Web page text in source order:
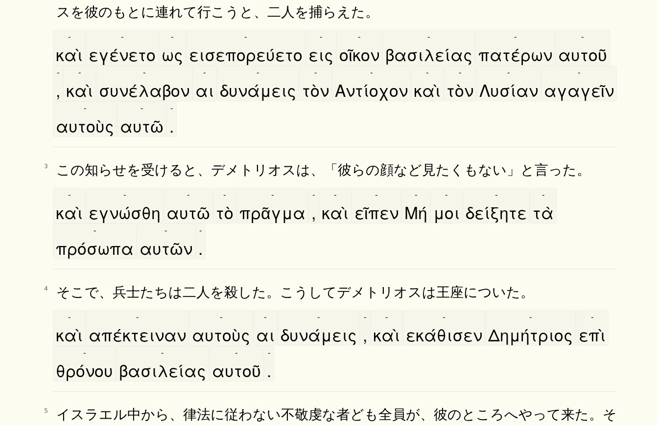
スを彼のもとに連れて行こうと、二人を捕らえた。
καὶ
-
εγένετο
-
ως
-
εισεπορεύετο
-
εις
-
οῖκον
-
βασιλείας
-
πατέρων
-
αυτοῦ
-
,
-
καὶ
-
συνέλαβον
-
αι
-
δυνάμεις
-
τὸν
-
Αντίοχον
-
καὶ
-
τὸν
-
Λυσίαν
-
αγαγεῖν
-
αυτοὺς
-
αυτῶ
-
.
-
3 この知らせを受けると、デメトリオスは、「彼らの顔など見たくもない」と言った。
καὶ
-
εγνώσθη
-
αυτῶ
-
τὸ
-
πρᾶγμα
-
,
-
καὶ
-
εῖπεν
-
Μή
-
μοι
-
δείξητε
-
τὰ
-
πρόσωπα
-
αυτῶν
-
.
-
4 そこで、兵士たちは二人を殺した。こうしてデメトリオスは王座についた。
καὶ
-
απέκτειναν
-
αυτοὺς
-
αι
-
δυνάμεις
-
,
-
καὶ
-
εκάθισεν
-
Δημήτριος
-
επὶ
-
θρόνου
-
βασιλείας
-
αυτοῦ
-
.
-
5
イスラエル中から、律法に従わない不敬虔な者ども全員が、彼のところへやって来た。そ